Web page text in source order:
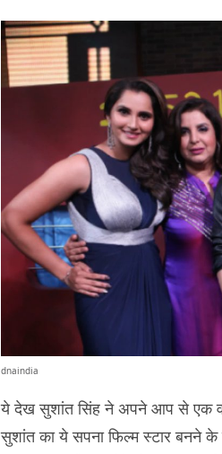
dnaindia
ये देख सुशांत सिंह ने अपने आप से एक
सुशांत का ये सपना फिल्म स्टार बनने के